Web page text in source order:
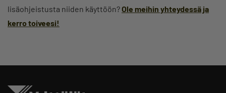
lisäohjeistusta niiden käyttöön?Ole meihin yhteydessä ja
kerro toiveesi!